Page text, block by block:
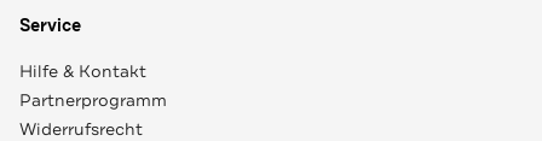
Service
Hilfe & Kontakt
Partnerprogramm
Widerrufsrecht